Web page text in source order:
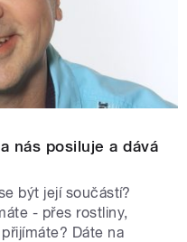
nás posiluje a dává
být její součástí?
- přes rostliny,
Dáte na